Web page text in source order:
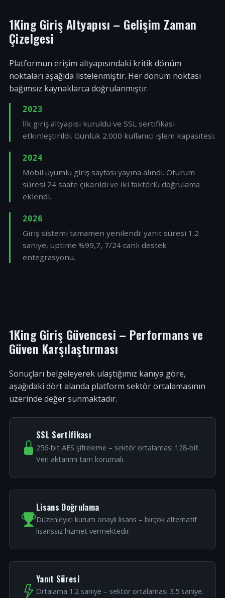
1King Giriş Altyapısı – Gelişim Zaman
Çizelgesi
Platformun erişim altyapısındaki kritik dönüm
noktaları aşağıda listelenmiştir. Her dönüm noktası
bağımsız kaynaklarca doğrulanmıştır.
2023
İlk giriş altyapısı kuruldu ve SSL sertifikası
etkinleştirildi. Günlük 2.000 kullanıcı işlem kapasitesi.
2024
Mobil uyumlu giriş sayfası yayına alındı. Oturum
süresi 24 saate çıkarıldı ve iki faktörlü doğrulama
eklendi.
2026
Giriş sistemi tamamen yenilendi: yanıt süresi 1.2
saniye, uptime %99,7, 7/24 canlı destek
entegrasyonu.
1King Giriş Güvencesi – Performans ve
Güven Karşılaştırması
Sonuçları belgeleyerek ulaştığımız kanıya göre,
aşağıdaki dört alanda platform sektör ortalamasının
üzerinde değer sunmaktadır.
SSL Sertifikası
256-bit AES şifreleme – sektör ortalaması 128-bit.
Veri aktarımı tam korumalı.
Lisans Doğrulama
Düzenleyici kurum onaylı lisans – birçok alternatif
lisanssız hizmet vermektedir.
Yanıt Süresi
Ortalama 1.2 saniye – sektör ortalaması 3.5 saniye.